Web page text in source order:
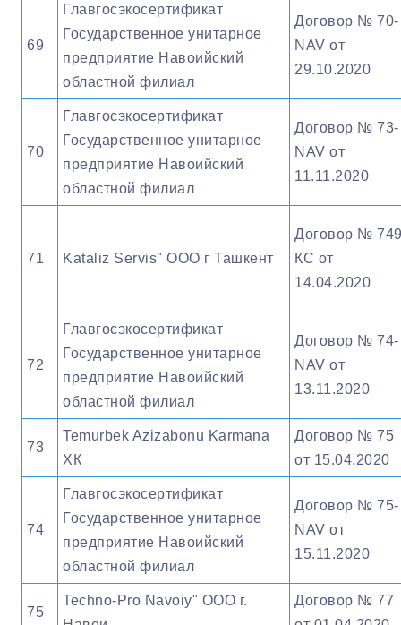
69
Главгосэкосертификат
Государственное унитарное
предприятие Навоийский
областной филиал
Договор № 70-
NAV от
29.10.2020
70
Главгосэкосертификат
Государственное унитарное
предприятие Навоийский
областной филиал
Договор № 73-
NAV от
11.11.2020
71 Kataliz Servis" OOO г Ташкент
Договор №
КС от
14.04.2020
72
Главгосэкосертификат
Государственное унитарное
предприятие Навоийский
областной филиал
Договор № 74-
NAV от
13.11.2020
73
Temurbek Azizabonu Karmana
ХК
Договор № 75
от 15.04.2020
74
Главгосэкосертификат
Государственное унитарное
предприятие Навоийский
областной филиал
Договор № 75-
NAV от
15.11.2020
75
Techno-Pro Navoiy" OOO г.
Договор № 77